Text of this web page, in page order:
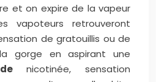
et on expire de la vapeur
vapoteurs retrouveront
de gratouillis ou de
gorge en aspirant une
nicotinée, sensation